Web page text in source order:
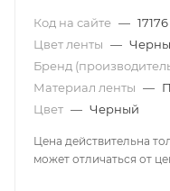
Код на сайте — 17176
Цвет ленты —
Бренд
Материал ленты —
Цвет — Черный
Цена действительна
может отличаться от